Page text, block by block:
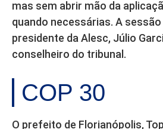
mas sem abrir mão da
quando necessárias. A
presidente da Alesc, Júlio
conselheiro do tribunal.
COP 30
O prefeito de Florianópolis,